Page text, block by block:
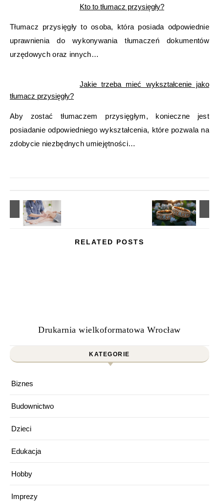
Kto to tłumacz przysięgły?
Tłumacz przysięgły to osoba, która posiada odpowiednie
uprawnienia do wykonywania tłumaczeń dokumentów
urzędowych oraz innych…
Jakie trzeba mieć wykształcenie jako
tłumacz przysięgły?
Aby zostać tłumaczem przysięgłym, konieczne jest
posiadanie odpowiedniego wykształcenia, które pozwala na
zdobycie niezbędnych umiejętności…
RELATED POSTS
Drukarnia wielkoformatowa Wrocław
KATEGORIE
Biznes
Budownictwo
Dzieci
Edukacja
Hobby
Imprezy